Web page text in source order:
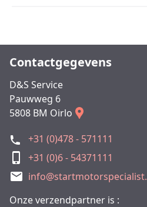
Contactgegevens
D&S Service
Pauwweg 6
5808 BM Oirlo
+31 (0)478 - 571111
+31 (0)6 - 54371111
Onze verzendpartner is :